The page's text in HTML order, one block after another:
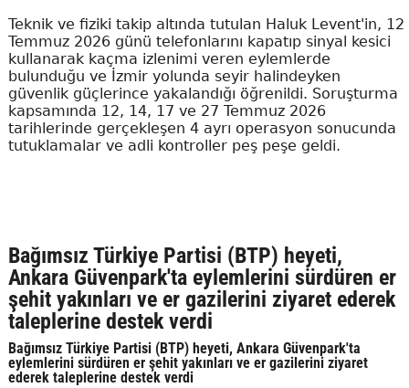
Teknik ve fiziki takip altında tutulan Haluk Levent'in, 12
Temmuz 2026 günü telefonlarını kapatıp sinyal kesici
kullanarak kaçma izlenimi veren eylemlerde
bulunduğu ve İzmir yolunda seyir halindeyken
güvenlik güçlerince yakalandığı öğrenildi. Soruşturma
kapsamında 12, 14, 17 ve 27 Temmuz 2026
tarihlerinde gerçekleşen 4 ayrı operasyon sonucunda
tutuklamalar ve adli kontroller peş peşe geldi.
Bağımsız Türkiye Partisi (BTP) heyeti,
Ankara Güvenpark'ta eylemlerini sürdüren er
şehit yakınları ve er gazilerini ziyaret ederek
taleplerine destek verdi
Bağımsız Türkiye Partisi (BTP) heyeti, Ankara Güvenpark'ta
eylemlerini sürdüren er şehit yakınları ve er gazilerini ziyaret
ederek taleplerine destek verdi